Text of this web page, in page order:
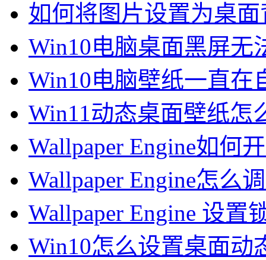
如何将图片设置为桌
Win10电脑桌面黑屏无
Win10电脑壁纸一直在
Win11动态桌面壁纸怎
Wallpaper Engine如何
Wallpaper Engine怎么
Wallpaper Engine 设置
Win10怎么设置桌面动